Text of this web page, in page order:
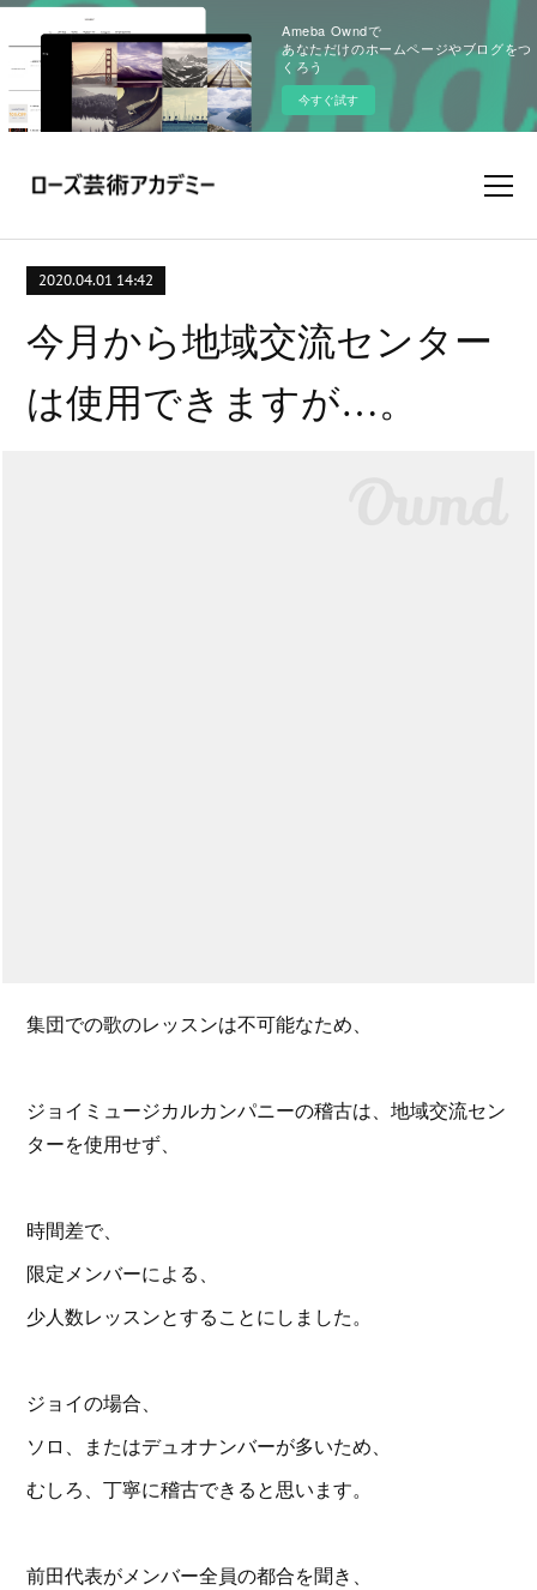
Ameba Owndで
あなただけのホームページやブログをつ
くろう
今すぐ試す
2020.04.01 14:42
今月から地域交流センター
は使用できますが…。
集団での歌のレッスンは不可能なため、
ジョイミュージカルカンパニーの稽古は、地域交流セン
ターを使用せず、
時間差で、
限定メンバーによる、
少人数レッスンとすることにしました。
ジョイの場合、
ソロ、またはデュオナンバーが多いため、
むしろ、丁寧に稽古できると思います。
前田代表がメンバー全員の都合を聞き、